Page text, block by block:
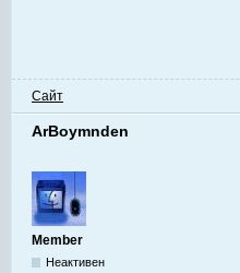
Сайт
ArBoymnden
Member
Неактивен